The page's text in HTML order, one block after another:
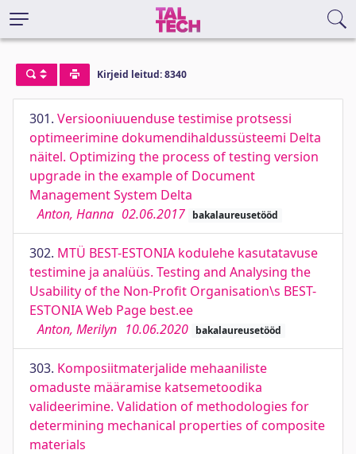
Kirjeid leitud: 8340
301. Versiooniuuenduse testimise protsessi
optimeerimine dokumendihaldussüsteemi Delta
näitel. Optimizing the process of testing version
upgrade in the example of Document
Management System Delta
Anton, Hanna 02.06.2017 bakalaureusetööd
302. MTÜ BEST-ESTONIA kodulehe kasutatavuse
testimine ja analüüs. Testing and Analysing the
Usability of the Non-Profit Organisation\s BEST-
ESTONIA Web Page best.ee
Anton, Merilyn 10.06.2020 bakalaureusetööd
303. Komposiitmaterjalide mehaaniliste
omaduste määramise katsemetoodika
valideerimine. Validation of methodologies for
determining mechanical properties of composite
materials